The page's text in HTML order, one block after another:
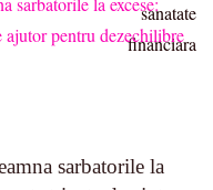
sarbatorile la